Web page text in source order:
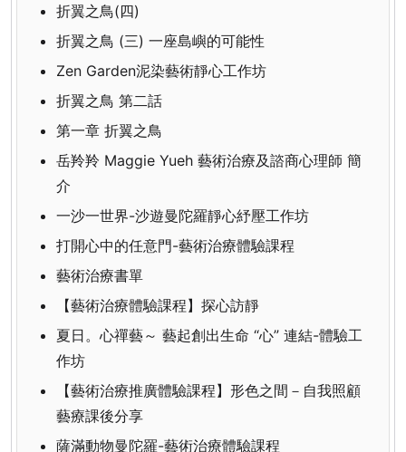
折翼之鳥(四)
折翼之鳥 (三) 一座島嶼的可能性
Zen Garden泥染藝術靜心工作坊
折翼之鳥 第二話
第一章 折翼之鳥
岳羚羚 Maggie Yueh 藝術治療及諮商心理師 簡
介
一沙一世界-沙遊曼陀羅靜心紓壓工作坊
打開心中的任意門-藝術治療體驗課程
藝術治療書單
【藝術治療體驗課程】探心訪靜
夏日。心禪藝～ 藝起創出生命 “心” 連結-體驗工
作坊
【藝術治療推廣體驗課程】形色之間－自我照顧
藝療課後分享
薩滿動物曼陀羅-藝術治療體驗課程